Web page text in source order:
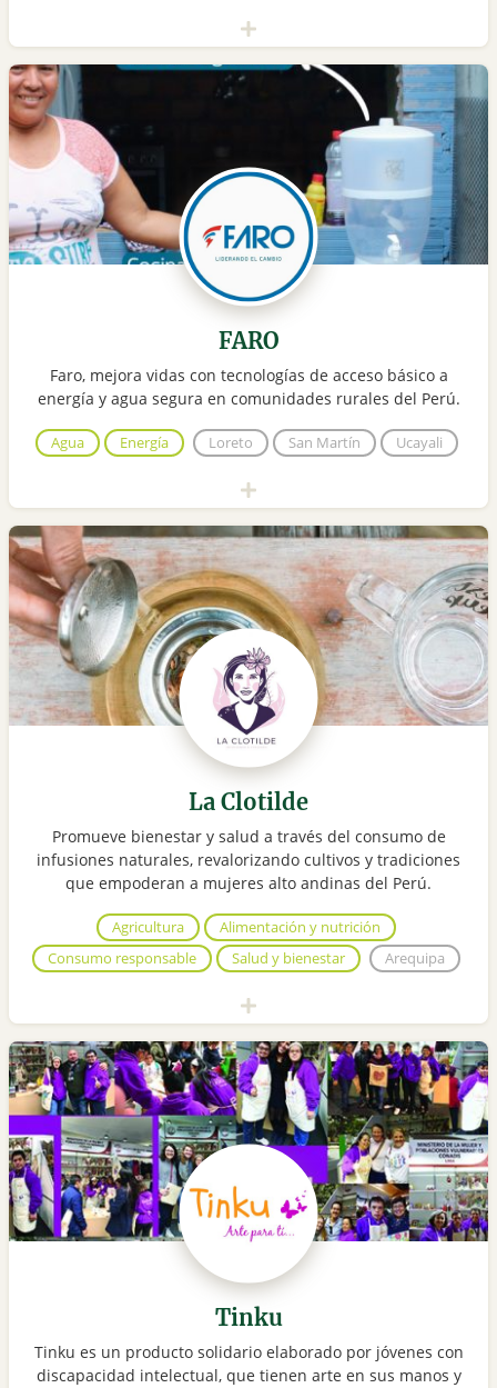
FARO
Faro, mejora vidas con tecnologías de acceso básico a
energía y agua segura en comunidades rurales del Perú.
Agua Energía Loreto San Martín Ucayali
La Clotilde
Promueve bienestar y salud a través del consumo de
infusiones naturales, revalorizando cultivos y tradiciones
que empoderan a mujeres alto andinas del Perú.
Agricultura
Alimentación y nutrición
Consumo responsable
Salud y bienestar Arequipa
Tinku
Tinku es un producto solidario elaborado por jóvenes con
discapacidad intelectual, que tienen arte en sus manos y